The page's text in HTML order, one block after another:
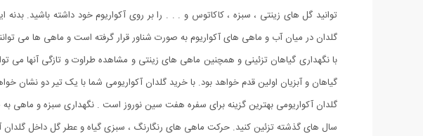
توانید گل های زینتی ، سبزه ، کاکاتوس و . . . را بر روی آکواریوم خود داشته باشید.
گلدان در میان آب و ماهی های آکواریوم به صورت شناور قرار گرفته است و ماهی ها می
با نگهداری گیاهان تزئینی و همچنین ماهی های زینتی و مشاهده طراوت و تازگی آنها می
گیاهان و آبزیان اولین قدم خواهد بود. با خرید گلدان آکواریومی شما با یک تیر دو نشان
گلدان آکواریومی بهترین گزینه برای سفره هفت سین نوروز است . نگهداری سبزه و
سال های گذشته تزئین کنید. حرکت ماهی های رنگارنگ ، سبزی گیاه و عطر گل داخل گلدان